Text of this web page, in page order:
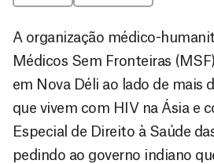
A organização médico-
Médicos Sem Fronteiras
em Nova Déli ao lado de mais
que vivem com HIV na Ásia e
Especial de Direito à Saúde
pedindo ao governo indiano